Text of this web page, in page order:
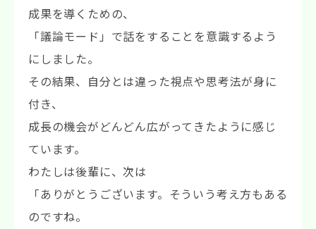
成果を導くための、
「議論モード」で話をすることを意識するよう
にしました。
その結果、自分とは違った視点や思考法が身に
付き、
成長の機会がどんどん広がってきたように感じ
ています。
わたしは後輩に、次は
「ありがとうございます。そういう考え方もある
のですね。